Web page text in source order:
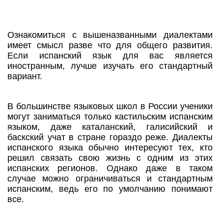
Ознакомиться с вышеназванными диалектами
имеет смысл разве что для общего развития.
Если испанский язык для вас является
иностранным, лучше изучать его стандартный
вариант.
В большинстве языковых школ в России ученики
могут заниматься только кастильским испанским
языком, даже каталанский, галисийский и
баскский учат в стране гораздо реже. Диалекты
испанского языка обычно интересуют тех, кто
решил связать свою жизнь с одним из этих
испанских регионов. Однако даже в таком
случае можно ограничиваться и стандартным
испанским, ведь его по умолчанию понимают
все.